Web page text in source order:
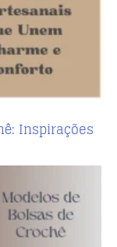
Inspirações